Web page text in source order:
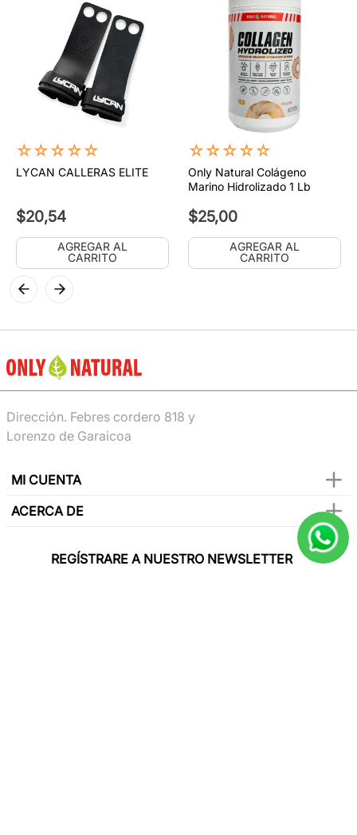
☆☆☆☆☆
LYCAN CALLERAS ELITE
$20,54
AGREGAR AL
CARRITO
☆☆☆☆☆
Only Natural Colágeno
Marino Hidrolizado 1 Lb
$25,00
AGREGAR AL
CARRITO
Dirección. Febres cordero 818 y
Lorenzo de Garaicoa
MI CUENTA
ACERCA DE
REGÍSTRARE A NUESTRO NEWSLETTER